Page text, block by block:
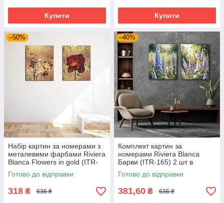
Купити Купити
–50%
Набір картин за номерами з
металевими фарбами Riviera
Blanca Flowers in gold (ITR-
085) 2 шт в наборі
Готово до відправки
318 ₴ 636 ₴
–40%
Комплект картин за
номерами Riviera Blanca
Барви (ITR-165) 2 шт в
наборі
Готово до відправки
381,60 ₴ 636 ₴